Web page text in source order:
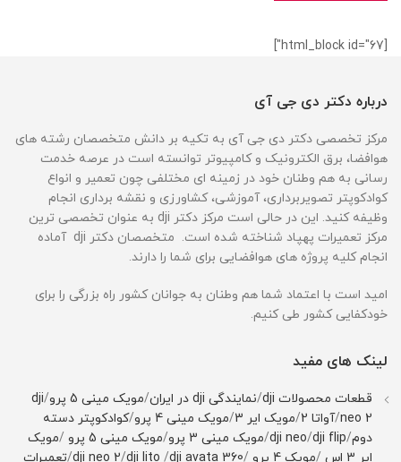
[html_block id="67"]
درباره دکتر دی جی آی
مرکز تخصصی دکتر دی جی آی به تکیه بر دانش متخصصان رشته های
هوافضا، برق الکترونیک و کامپیوتر توانسته است در عرصه خدمت
رسانی به هم وطنان خود در زمینه ای مختلفی چون تعمیر و انواع
کوادکوپتر تصویربرداری، آموزشی، کشاورزی و نقشه برداری انجام
وظیفه کنید. این در حالی است مرکز دکتر dji به عنوان تخصصی ترین
مرکز تعمیرات پهپاد شناخته شده است. متخصصان دکتر dji آماده
انجام کلیه پروژه های هوافضایی برای شما را دارند.
امید است با اعتماد شما هم وطنان به جوانان کشور راه بزرگی را برای
خودکفایی کشور طی کنیم.
لینک های مفید
قطعات محصولات dji /نمایندگی dji در ایران /مویک مینی 5 پرو /
dji
neo 2
/آواتا 2 /مویک ایر 3 /مویک مینی 4 پرو /کوادکوپتر دسته
دوم/
dji neo/dji flip
/مویک مینی 3 پرو /مویک مینی 5 پرو /مویک
ایر 3 اس
/مویک 4 پرو /
dji neo 2/dji lito /dji avata 360
/تعمیرات